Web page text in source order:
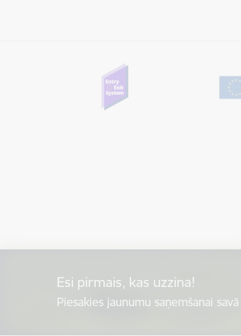
Esi pirmais, kas uzzina!
Piesakies jaunumu saņemšanai